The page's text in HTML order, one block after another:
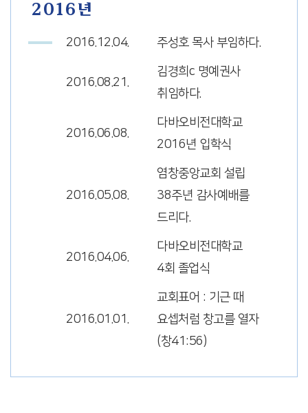
2016년
2016.12.04. 주성호 목사 부임하다.
2016.08.21.
김경희c 명예권사
취임하다.
2016.06.08.
다바오비전대학교
2016년 입학식
2016.05.08.
염창중앙교회 설립
38주년 감사예배를
드리다.
2016.04.06.
다바오비전대학교
4회 졸업식
2016.01.01.
교회표어 : 기근 때
요셉처럼 창고를 열자
(창41:56)